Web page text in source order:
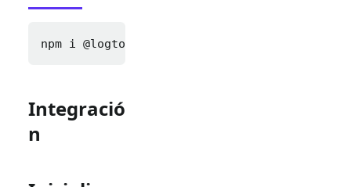
npm i @logto/next
Integració
n